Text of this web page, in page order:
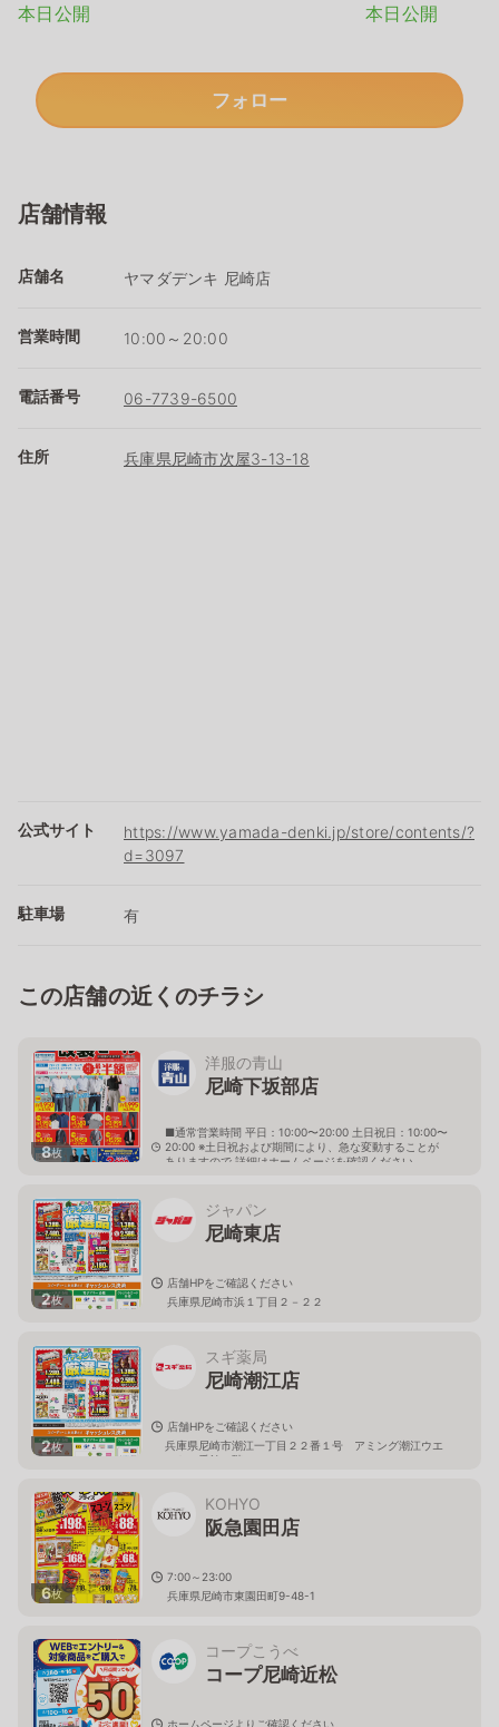
本日公開
本日公開
フォロー
店舗情報
店舗名 ヤマダデンキ 尼崎店
営業時間 10:00～20:00
電話番号 06-7739-6500
住所 兵庫県尼崎市次屋3-13-18
公式サイト
https://www.yamada-denki.jp/store/contents/?
d=3097
駐車場 有
この店舗の近くのチラシ
8枚
洋服の青山
尼崎下坂部店
■通常営業時間 平日：10:00〜20:00 土日祝日：10:00〜
20:00 ※土日祝および期間により、急な変動することが
ありますので 詳細はホームページを確認ください
2枚
ジャパン
尼崎東店
店舗HPをご確認ください
兵庫県尼崎市浜１丁目２－２２
2枚
スギ薬局
尼崎潮江店
店舗HPをご確認ください
兵庫県尼崎市潮江一丁目２２番１号 アミング潮江ウエ
スト１番館１階
6枚
KOHYO
阪急園田店
7:00～23:00
兵庫県尼崎市東園田町9-48-1
コープこうべ
コープ尼崎近松
ホームページよりご確認ください。